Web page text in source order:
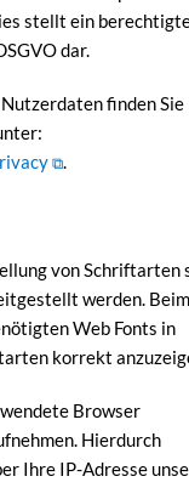
stellt ein
dar.
finden Sie
.
von Schriftarten
werden. Beim
Web Fonts in
korrekt
Browser
Hierdurch
Ihre IP-Adresse